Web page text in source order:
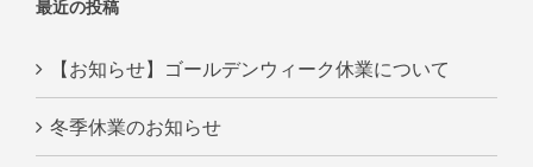
最近の投稿
【お知らせ】ゴールデンウィーク休業について
冬季休業のお知らせ